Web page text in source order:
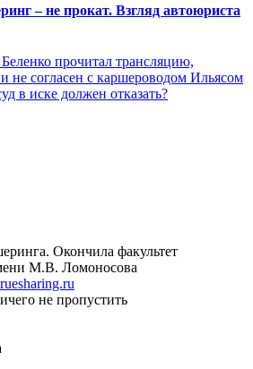
– не прокат. Взгляд автоюриста
прочитал трансляцию,
и не согласен с каршероводом Ильясом
в иске должен отказать?
Окончила факультет
М.В. Ломоносова
не пропустить